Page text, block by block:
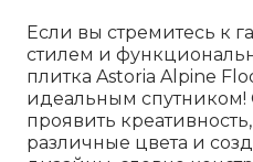
Если вы стремитесь к
стилем и
плитка Astoria Alpine
идеальным спутником!
проявить
различные цвета и